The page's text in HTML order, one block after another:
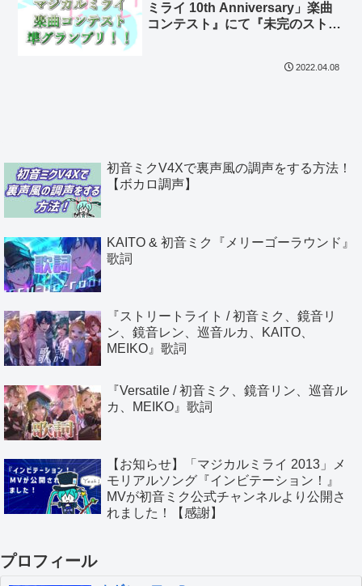
ミライ 10th Anniversary」楽曲
コンテスト』にて『未完のストー
2022.04.08
初音ミクV4Xで裏声風の調声をする方法！
【ボカロ調声】
KAITO & 初音ミク『メリーゴーラウンド』
歌詞
『ストリートライト / 初音ミク、鏡音リ
ン、鏡音レン、巡音ルカ、KAITO、
MEIKO』歌詞
『Versatile / 初音ミク、鏡音リン、巡音ル
カ、MEIKO』歌詞
【お知らせ】「マジカルミライ 2013」メ
モリアルソング『インビテーション！』
MVが初音ミク公式チャンネルより公開さ
れました！【感謝】
プロフィール